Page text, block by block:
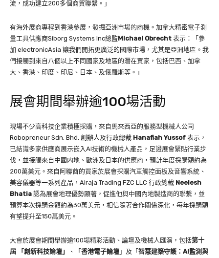
流，成功建立200多個商貿聯繫。」
有海外展商專程到香港參展，發掘亞洲市場的商機。加拿大精密電子測
量工具供應商Siborg Systems Inc總監Michael Obrecht 表示：「參
加 electronicAsia 讓我們開拓更廣泛的國際市場，尤其是亞洲地區。我
們接觸到來自八個以上不同國家及地區的潛在買家，包括巴西、加拿
大、香港、印度、印尼、日本、及俄羅斯等。」
展會期間舉辦逾100場活動
現場不少高科技企業積極採購，來自馬來西亞的服務型機械人公司
Robopreneur Sdn. Bhd. 創辦人及行政總裁 Hanafiah Yussof 表示，
已結識多家供應商展示嵌入AI技術的機械人產品，足證展會緊貼行業步
伐，並接觸來自中國内地、歐洲及日本的供應商，預計年度採購額約為
200萬美元。來自阿聯酋的買家於展會採購汽車觸控面板及音響系統、
美容儀器等一系列產品，Alraja Trading FZC LLC 行政總裁 Neelesh
Bhatia 認為展會地理優勢顯著，促進他與中國內地製造商的聯繫，並
預算本次採購金額約為30萬美元，相信隨著合作關係深化，每年採購額
有望提升至150萬美元。
大會於展會期間舉辦逾100場精彩活動、論壇及機械人匯演，包括第十
屆
「創新科技論壇」 、「 香港電子論壇 」及「 智慧建築守護： AI監測與